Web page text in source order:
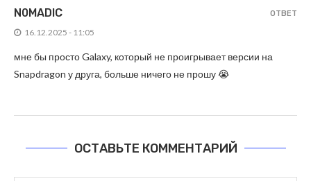
N0MADIC
16.12.2025 - 11:05
мне бы просто Galaxy, который не проигрывает версии на
Snapdragon у друга, больше ничего не прошу 😭
ОТВЕТ
ОСТАВЬТЕ КОММЕНТАРИЙ